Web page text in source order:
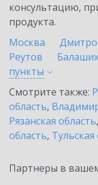
консультацию,
продукта.
Москва
Реутов
пункты
Смотрите также:
область,
Рязанская область,
область, Тульская
Партнеры в